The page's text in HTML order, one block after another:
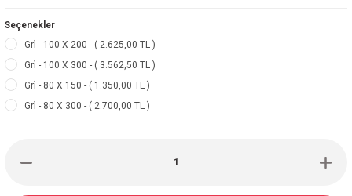
Seçenekler
Gri̇ - 100 X 200 - ( 2.625,00 TL )
Gri̇ - 100 X 300 - ( 3.562,50 TL )
Gri̇ - 80 X 150 - ( 1.350,00 TL )
Gri̇ - 80 X 300 - ( 2.700,00 TL )